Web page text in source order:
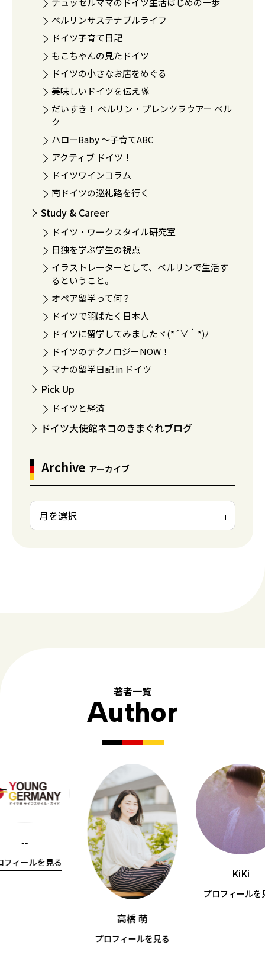
ベルリンサステナブルライフ
ドイツ子育て日記
もこちゃんの見たドイツ
ドイツの小さなお店をめぐる
美味しいドイツを伝え隊
だいすき！ ベルリン・プレンツラウアー ベル
ク
ハローBaby 〜子育てABC
アクティブ ドイツ！
ドイツワインコラム
南ドイツの巡礼路を行く
Study & Career
ドイツ・ワークスタイル研究室
日独を学ぶ学生の視点
イラストレーターとして、ベルリンで生活す
るということ。
オペア留学って何？
ドイツで羽ばたく日本人
ドイツに留学してみましたヾ(*´∀｀*)ﾉ
ドイツのテクノロジーNOW！
マナの留学日記 in ドイツ
Pick Up
ドイツと経済
ドイツ大使館ネコのきまぐれブログ
Archive アーカイブ
著者一覧
Author
--
フィールを見る
高橋 萌
プロフィールを見る
KiKi
プロフィールを